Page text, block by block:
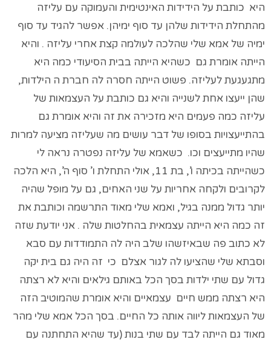
היא כותבת על הידידות האינטימית והעמוקה עם עליזה
מהתחלת הידידות שלהן עד סוף ימיהן. אפשר להגיד עד סוף
ימיה של אמא שלי שהלכה לעולמה קצת אחרי עליזה . והיא
הייתה אומרת גם כשהיא הייתה בבית הסיעודי כמה היא
מתגעגעת לעליזה. פשוט הייתה חסרה לה חברת ה הילדות,
שהן ייעצו אחת לשנייה והיא גם כותבת על העצמאות של
עליזה כמה פעמים היא מזכירה את זה והיא אומרת גם
בהתייעצויות בסופו של דבר עושים מה שעליזה מציעה למרות
שהיו מתייעצים וכו. כשאמא של עליזה נפטרה נראה לי
כשהייתה בכיתה ו’, בת 11, אולי התחלת ו’ סוף ה’, היא הלכה
לקרובים ולקחה אחריות על שני האחים, גם על מופל שהיה
יותר גדול ממנה בגיל, ואמא שלי מאוד התרשמה וכותבת את
זה כמה היא הייתה עצמאית בהחלטות שלה . אני יודעת שזה
לא כתוב פה שבאיזשהו שלב היה לה התמודדות עם סבא
וסבתא שלי שהציעו לה לגור אצלם כי זה היה גם בית יקה
גדול עם שתי ילדות בסך הכל באותם גילאים והיא לא רצתה
היא רצתה ממש חיים עצמאיים והיא אומרת שהמוטיב הזה
של העצמאות ליווה אותה כל החיים. בסך הכל אמא שלי מהר
מאוד גם הייתה לבד עם שתי בנות (עד שהיא התחתנה עם